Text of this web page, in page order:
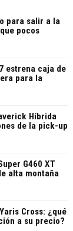
para salir a la
pocos
estrena caja de
para la
Híbrida
de la pick-up
G460 XT
alta montaña
Cross: ¿qué
a su precio?